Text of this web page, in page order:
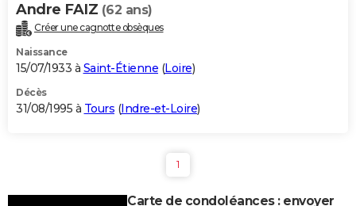
Andre FAIZ (62 ans)
Créer une cagnotte obsèques
Naissance
15/07/1933 à Saint-Étienne (Loire)
Décès
31/08/1995 à Tours (Indre-et-Loire)
1
Carte de condoléances : envoyer